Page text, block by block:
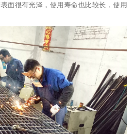
面很有光泽，使用寿命也比较长，使用